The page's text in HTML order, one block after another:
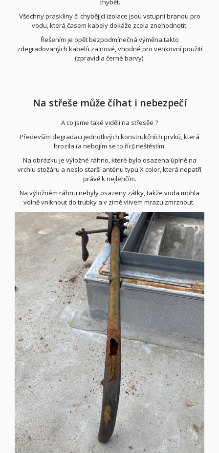
chybět.
Všechny praskliny či chybějící izolace jsou vstupní branou pro
vodu, která časem kabely dokáže zcela znehodnotit.
Řešením je opět bezpodmínečná výměna takto
zdegradovaných kabelů za nové, vhodné pro venkovní použití
(zpravidla černé barvy).
Na střeše může číhat i nebezpečí
A co jsme také viděli na střesěe ?
Především degradaci jednotlivých konstrukčních prvků, která
hrozila (a nebojím se to říci) neštěstím.
Na obrázku je výložné ráhno, které bylo osazena úplně na
vrchlu stožáru a neslo starší anténu typu X color, která nepatří
právě k nejlehčím.
Na výložném ráhnu nebyly osazeny zátky, takže voda mohla
volně vniknout do trubky a v zimě vlivem mrazu zmrznout.